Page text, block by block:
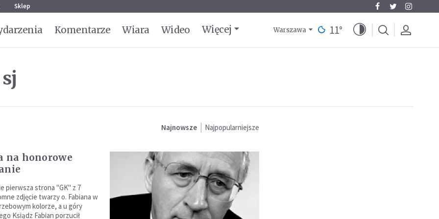
Sklep
Komentarze Wiara Wideo Więcej Warszawa 11°
Najnowsze Najpopularniejsze
na honorowe
pierwsza strona "GK" z 7
zdjęcie twarzy o. Fabiana w
kolorze, a u góry
Ksiądz Fabian porzucił